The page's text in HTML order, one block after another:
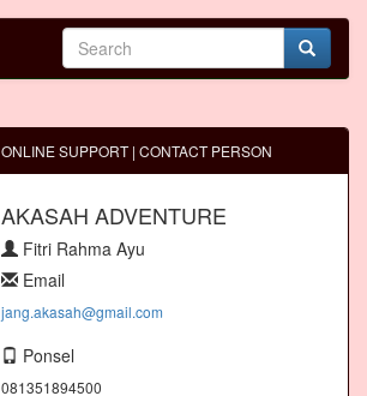
ONLINE SUPPORT | CONTACT PERSON
AKASAH ADVENTURE
Fitri Rahma Ayu
Email
jang.akasah@gmail.com
Ponsel
081351894500